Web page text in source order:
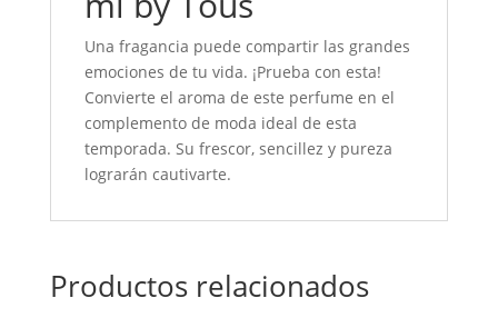
Una fragancia puede compartir las grandes
emociones de tu vida. ¡Prueba con esta!
Convierte el aroma de este perfume en el
complemento de moda ideal de esta
temporada. Su frescor, sencillez y pureza
lograrán cautivarte.
Productos relacionados